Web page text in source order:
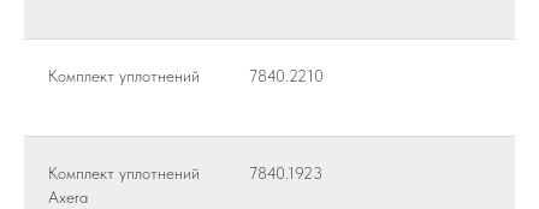
Комплект уплотнений 7840.2210
Комплект уплотнений
Axera
7840.1923